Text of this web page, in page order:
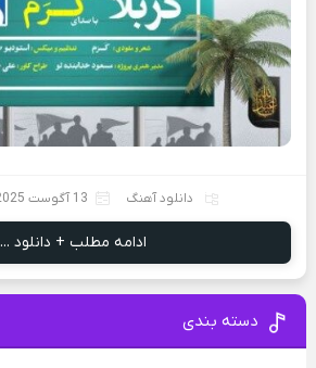
دانلود آهنگ 13 آگوست 2025
ادامه مطلب + دانلود ...
دسته بندی